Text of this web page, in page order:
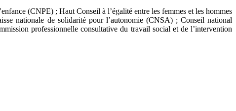
(CNPE) ; Haut Conseil à l’égalité entre les femmes et les hommes
nationale de solidarité pour l’autonomie (CNSA) ; Conseil national
professionnelle consultative du travail social et de l’intervention